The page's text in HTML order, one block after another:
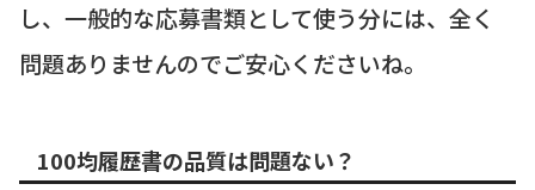
し、一般的な応募書類として使う分には、全く
問題ありませんのでご安心くださいね。
100均履歴書の品質は問題ない？